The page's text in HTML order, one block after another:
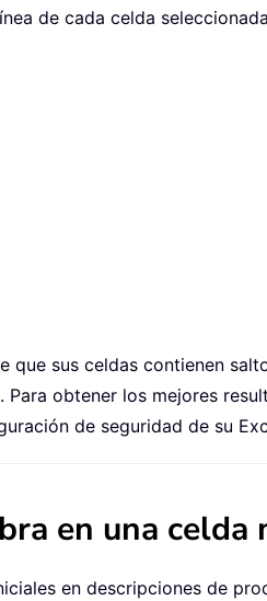
de cada celda
que sus celdas contienen
obtener los mejores
de seguridad de su
en una celda
en descripciones de